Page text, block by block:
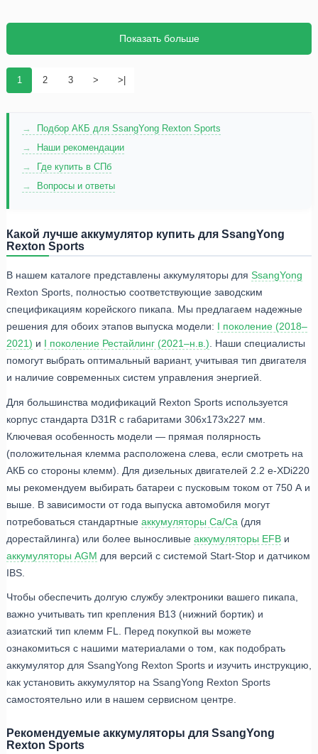
1 2 3 > >|
Показать больше
Подбор АКБ для SsangYong Rexton Sports
Наши рекомендации
Где купить в СПб
Вопросы и ответы
Какой лучше аккумулятор купить для SsangYong
Rexton Sports
В нашем каталоге представлены аккумуляторы для SsangYong
Rexton Sports, полностью соответствующие заводским
спецификациям корейского пикапа. Мы предлагаем надежные
решения для обоих этапов выпуска модели: I поколение (2018–
2021) и I поколение Рестайлинг (2021–н.в.) . Наши специалисты
помогут выбрать оптимальный вариант, учитывая тип двигателя
и наличие современных систем управления энергией.
Для большинства модификаций Rexton Sports используется
корпус стандарта D31R с габаритами 306x173x227 мм.
Ключевая особенность модели — прямая полярность
(положительная клемма расположена слева, если смотреть на
АКБ со стороны клемм). Для дизельных двигателей 2.2 e-XDi220
мы рекомендуем выбирать батареи с пусковым током от 750 А и
выше. В зависимости от года выпуска автомобиля могут
потребоваться стандартные аккумуляторы Ca/Ca (для
дорестайлинга) или более выносливые аккумуляторы EFB и
аккумуляторы AGM для версий с системой Start-Stop и датчиком
IBS.
Чтобы обеспечить долгую службу электроники вашего пикапа,
важно учитывать тип крепления B13 (нижний бортик) и
азиатский тип клемм FL. Перед покупкой вы можете
ознакомиться с нашими материалами о том, как подобрать
аккумулятор для SsangYong Rexton Sports и изучить инструкцию,
как установить аккумулятор на SsangYong Rexton Sports
самостоятельно или в нашем сервисном центре.
Рекомендуемые аккумуляторы для SsangYong
Rexton Sports